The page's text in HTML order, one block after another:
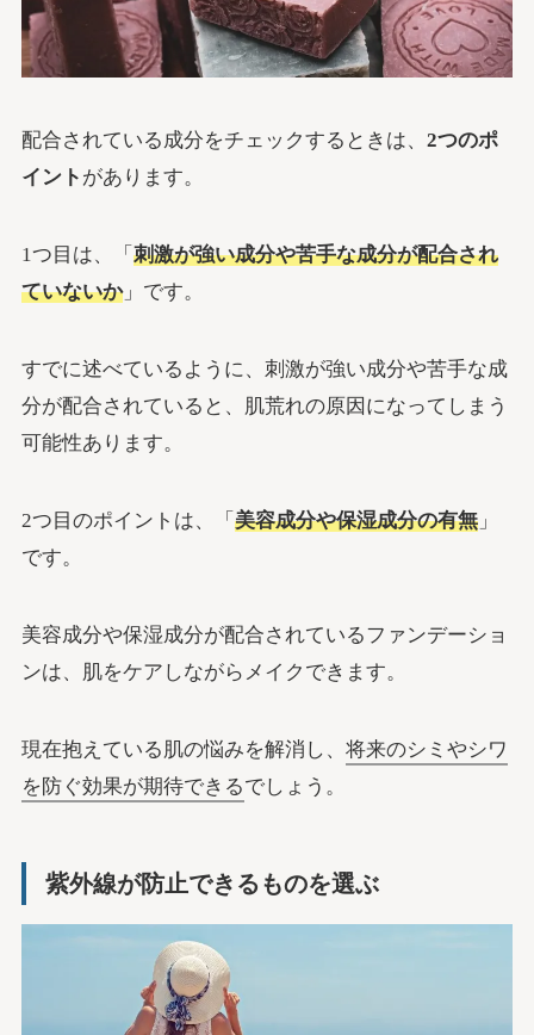
配合されている成分をチェックするときは、 2つのポ
イント があります。
1つ目は、「 刺激が強い成分や苦手な成分が配合され
ていないか」です。
すでに述べているように、刺激が強い成分や苦手な成
分が配合されていると、肌荒れの原因になってしまう
可能性あります。
2つ目のポイントは、「 美容成分や保湿成分の有無」
です。
美容成分や保湿成分が配合されているファンデーショ
ンは、肌をケアしながらメイクできます。
現在抱えている肌の悩みを解消し、 将来のシミやシワ
を防ぐ効果が期待できるでしょう。
紫外線が防止できるものを選ぶ